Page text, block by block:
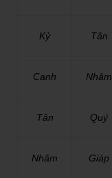
Kỷ Tân
Canh Nhâm
Tân Quý
Nhâm Giáp